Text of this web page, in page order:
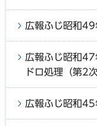
広報ふじ昭和
広報ふじ昭和
ドロ処理（第2
広報ふじ昭和